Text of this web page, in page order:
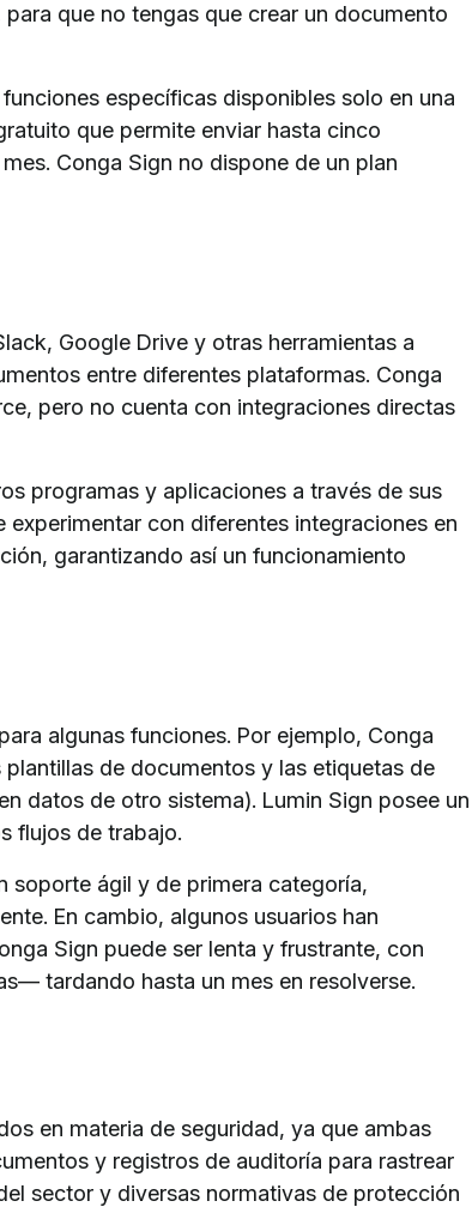
que no tengas que crear un documento
específicas disponibles solo en una
que permite enviar hasta cinco
Conga Sign no dispone de un plan
Google Drive y otras herramientas a
entre diferentes plataformas. Conga
pero no cuenta con integraciones directas
programas y aplicaciones a través de sus
experimentar con diferentes integraciones en
garantizando así un funcionamiento
algunas funciones. Por ejemplo, Conga
de documentos y las etiquetas de
datos de otro sistema). Lumin Sign posee un
flujos de trabajo.
soporte ágil y de primera categoría,
En cambio, algunos usuarios han
Sign puede ser lenta y frustrante, con
tardando hasta un mes en resolverse.
en materia de seguridad, ya que ambas
y registros de auditoría para rastrear
sector y diversas normativas de protección